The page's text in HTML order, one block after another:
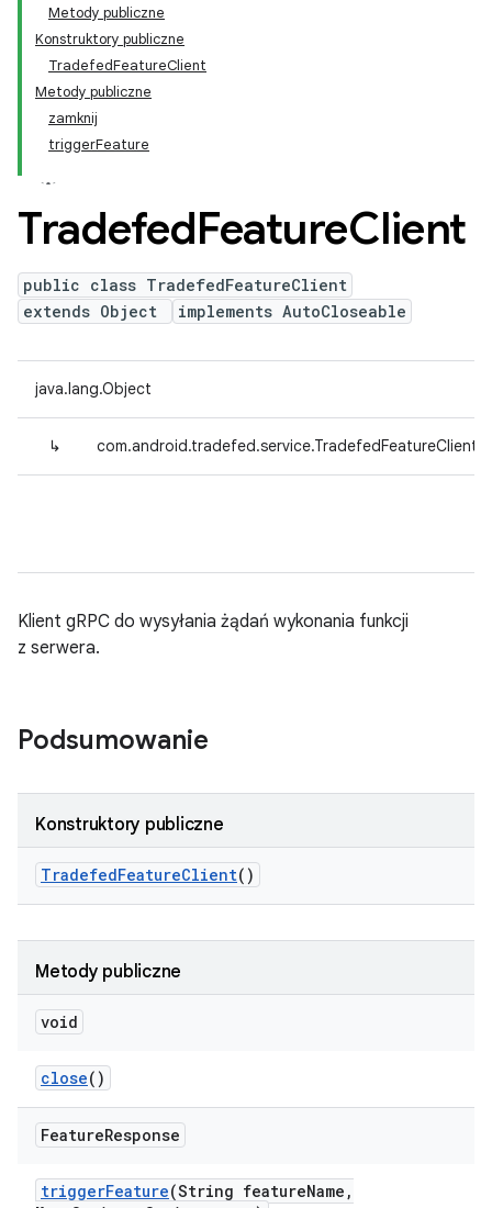
Metody publiczne
Konstruktory publiczne
TradefedFeatureClient
Metody publiczne
zamknij
triggerFeature
TradefedFeatureClient
public class TradefedFeatureClient
extends Object
implements AutoCloseable
java.lang.Object
↳ com.android.tradefed.service.TradefedFeatureClient
Klient gRPC do wysyłania żądań wykonania funkcji
z serwera.
Podsumowanie
Konstruktory publiczne
TradefedFeatureClient()
Metody publiczne
void
close()
FeatureResponse
triggerFeature(String featureName ,